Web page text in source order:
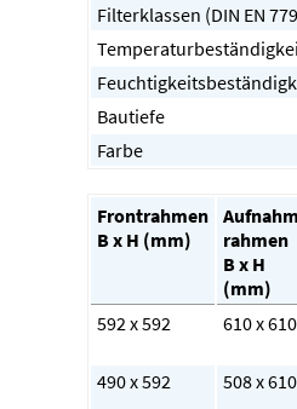
Filterklassen (DIN EN
Bautiefe
Farbe
Frontrahmen
B x H (mm)
rahmen
B x H
(mm)
592 x 592
610 x 610
490 x 592 508 x 610